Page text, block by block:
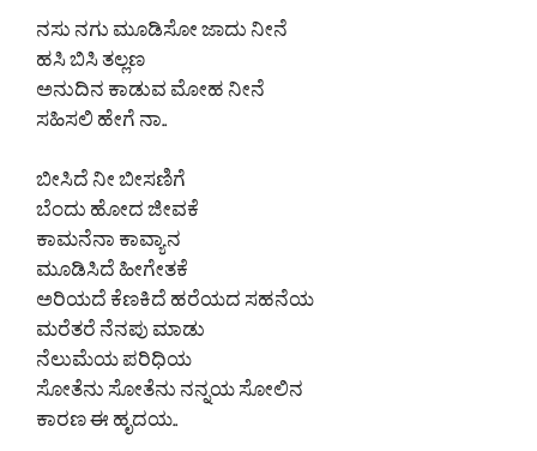
ನಸು ನಗು ಮೂಡಿಸೋ ಜಾದು ನೀನೆ
ಹಸಿ ಬಿಸಿ ತಲ್ಲಣ
ಅನುದಿನ ಕಾಡುವ ಮೋಹ ನೀನೆ
ಸಹಿಸಲಿ ಹೇಗೆ ನಾ..
ಬೀಸಿದೆ ನೀ ಬೀಸಣಿಗೆ
ಬೆಂದು ಹೋದ ಜೀವಕೆ
ಕಾಮನೆನಾ ಕಾವ್ಯಾನ
ಮೂಡಿಸಿದೆ ಹೀಗೇತಕೆ
ಅರಿಯದೆ ಕೆಣಕಿದೆ ಹರೆಯದ ಸಹನೆಯ
ಮರೆತರೆ ನೆನಪು ಮಾಡು
ನೆಲುಮೆಯ ಪರಿಧಿಯ
ಸೋತೆನು ಸೋತೆನು ನನ್ನಯ ಸೋಲಿನ
ಕಾರಣ ಈ ಹೃದಯ..